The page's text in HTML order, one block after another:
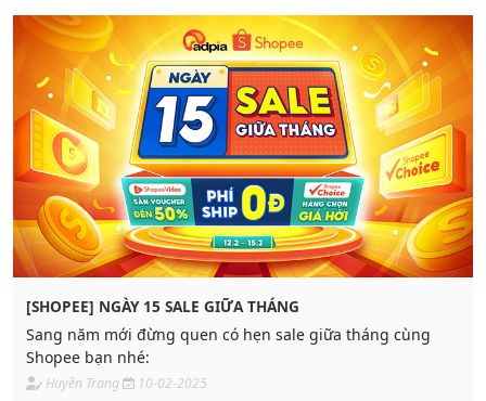
[SHOPEE] NGÀY 15 SALE GIỮA THÁNG
Sang năm mới đừng quen có hẹn sale giữa tháng cùng
Shopee bạn nhé:
Huyền Trang 10-02-2025